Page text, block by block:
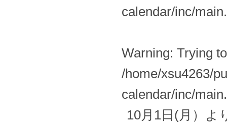
calendar/inc/
Warning: Trying
/home/xsu4263/
calendar/inc/
10月1日(月）よ